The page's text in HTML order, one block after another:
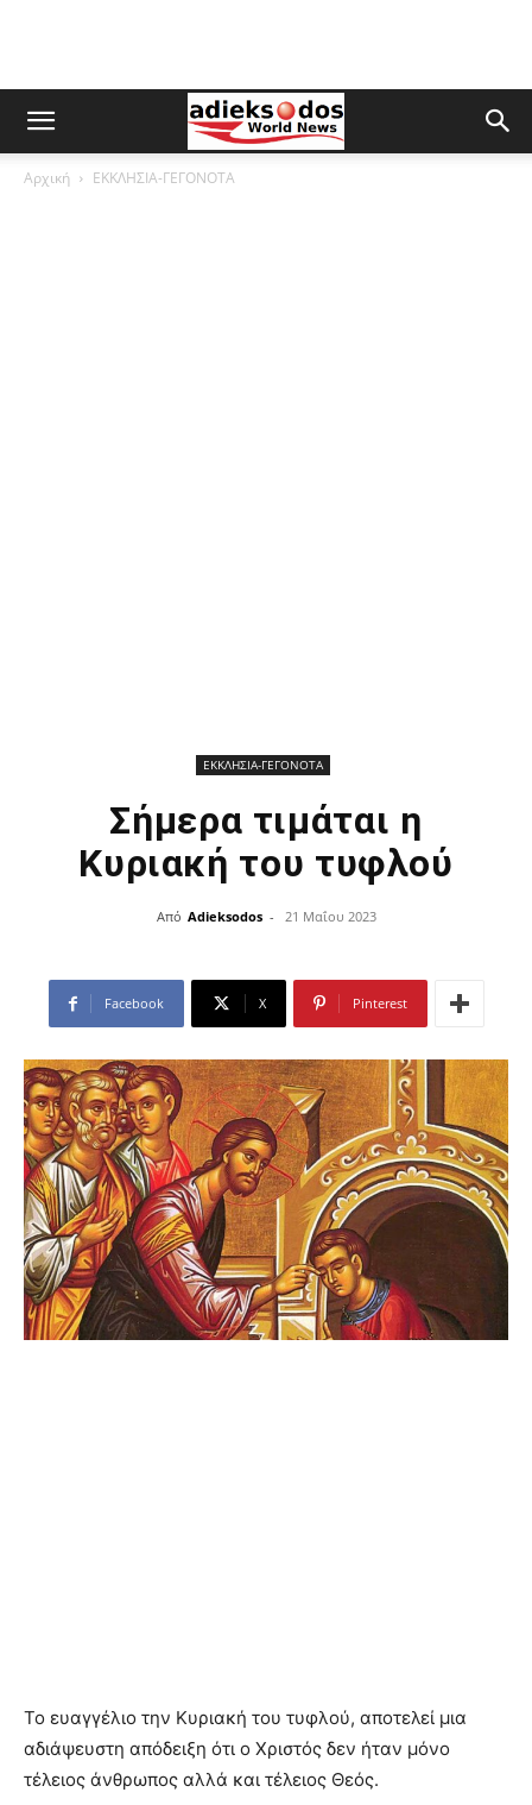
Αρχική ΕΚΚΛΗΣΙΑ-ΓΕΓΟΝΟΤΑ
ΕΚΚΛΗΣΙΑ-ΓΕΓΟΝΟΤΑ
Σήμερα τιμάται η
Κυριακή του τυφλού
Από Adieksodos - 21 Μαΐου 2023
Facebook X Pinterest
Το ευαγγέλιο την Κυριακή του τυφλού, αποτελεί μια
αδιάψευστη απόδειξη ότι ο Χριστός δεν ήταν μόνο
τέλειος άνθρωπος αλλά και τέλειος Θεός.